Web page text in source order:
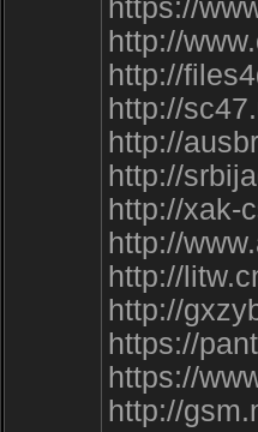
https://
http://
http://
http://
http://
http://
http://xak-
http://
http://
http://
https://
https://
http://